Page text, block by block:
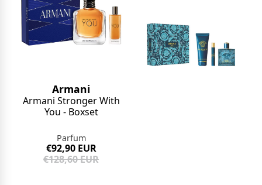
Armani
Armani Stronger With
You - Boxset
Parfum
€92,90 EUR
€128,60 EUR